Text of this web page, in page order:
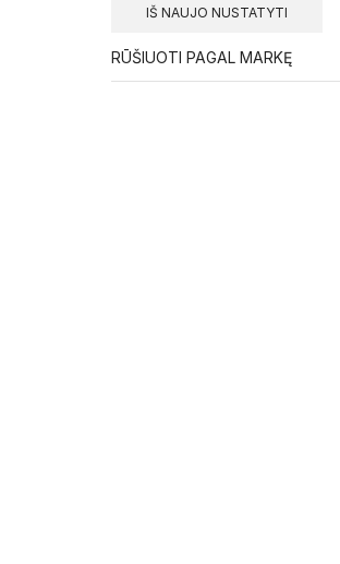
IŠ NAUJO NUSTATYTI
RŪŠIUOTI PAGAL MARKĘ